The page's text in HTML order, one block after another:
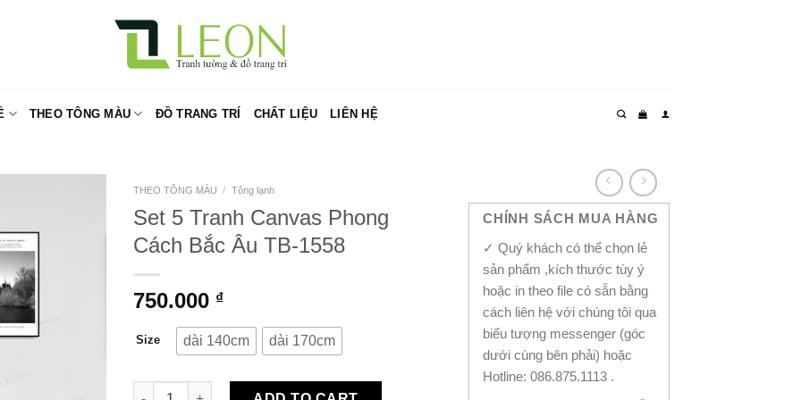
THEO TÔNG MÀU ĐỒ TRANG TRÍ CHẤT LIỆU LIÊN HỆ
THEO TÔNG MÀU / Tông lạnh
Set 5 Tranh Canvas Phong
Cách Bắc Âu TB-1558
750.000 ₫
Size dài 140cm dài 170cm
Set 5 Tranh Canvas Phong Cách Bắc Âu TB-1558 quantity
CHÍNH SÁCH MUA HÀNG
✓ Quý khách có thể chọn lẻ
sản phẩm ,kích thước tùy ý
hoặc in theo file có sẵn bằng
cách liên hệ với chúng tôi qua
biểu tượng messenger (góc
dưới cùng bên phải) hoặc
Hotline: 086.875.1113 .